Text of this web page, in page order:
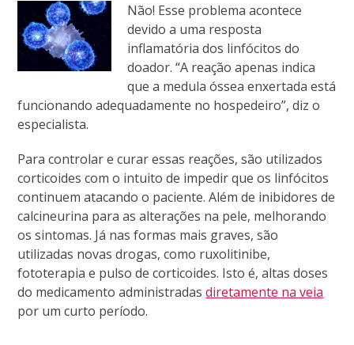
Não! Esse problema acontece
devido a uma resposta
inflamatória dos linfócitos do
doador. “A reação apenas indica
que a medula óssea enxertada está
funcionando adequadamente no hospedeiro”, diz o
especialista.
Para controlar e curar essas reações, são utilizados
corticoides com o intuito de impedir que os linfócitos
continuem atacando o paciente. Além de inibidores de
calcineurina para as alterações na pele, melhorando
os sintomas. Já nas formas mais graves, são
utilizadas novas drogas, como ruxolitinibe,
fototerapia e pulso de corticoides. Isto é, altas doses
do medicamento administradasdiretamente na veia
por um curto período.